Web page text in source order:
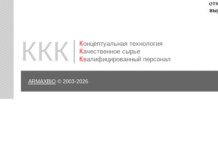
ККК
Концептуальная технология
Качественное сырье
Квалифицированный персонал
ARMAXBIO © 2003-2026